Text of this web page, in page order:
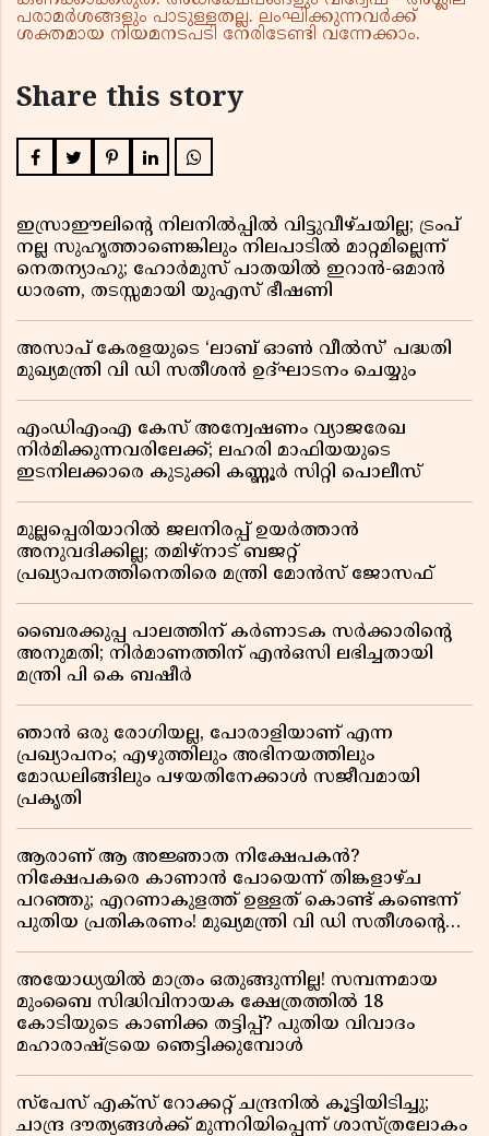
പരാമർശങ്ങളും പാടുള്ളതല്ല. ലംഘിക്കുന്നവർക്ക്
ശക്തമായ നിയമനടപടി നേരിടേണ്ടി വന്നേക്കാം.
Share this story
ഇസ്രാഈലിന്റെ നിലനിൽപ്പിൽ വിട്ടുവീഴ്ചയില്ല; ട്രംപ്
നല്ല സുഹൃത്താണെങ്കിലും നിലപാടിൽ മാറ്റമില്ലെന്ന്
നെതന്യാഹു; ഹോർമുസ് പാതയിൽ ഇറാൻ-ഒമാൻ
ധാരണ, തടസ്സമായി യുഎസ് ഭീഷണി
അസാപ് കേരളയുടെ ‘ലാബ് ഓൺ വീൽസ്’ പദ്ധതി
മുഖ്യമന്ത്രി വി ഡി സതീശൻ ഉദ്ഘാടനം ചെയ്യും
എംഡിഎംഎ കേസ് അന്വേഷണം വ്യാജരേഖ
നിർമിക്കുന്നവരിലേക്ക്; ലഹരി മാഫിയയുടെ
ഇടനിലക്കാരെ കുടുക്കി കണ്ണൂർ സിറ്റി പൊലീസ്
മുല്ലപ്പെരിയാറിൽ ജലനിരപ്പ് ഉയർത്താൻ
അനുവദിക്കില്ല; തമിഴ്നാട് ബജറ്റ്
പ്രഖ്യാപനത്തിനെതിരെ മന്ത്രി മോൻസ് ജോസഫ്
ബൈരക്കുപ്പ പാലത്തിന് കർണാടക സർക്കാരിൻ്റെ
അനുമതി; നിർമാണത്തിന് എൻഒസി ലഭിച്ചതായി
മന്ത്രി പി കെ ബഷീർ
ഞാൻ ഒരു രോഗിയല്ല, പോരാളിയാണ് എന്ന
പ്രഖ്യാപനം; എഴുത്തിലും അഭിനയത്തിലും
മോഡലിങ്ങിലും പഴയതിനേക്കാൾ സജീവമായി
പ്രകൃതി
ആരാണ് ആ അജ്ഞാത നിക്ഷേപകൻ?
നിക്ഷേപകരെ കാണാൻ പോയെന്ന് തിങ്കളാഴ്ച
പറഞ്ഞു; എറണാകുളത്ത് ഉള്ളത് കൊണ്ട് കണ്ടെന്ന്
പുതിയ പ്രതികരണം! മുഖ്യമന്ത്രി വി ഡി സതീശന്റെ
അയോധ്യയിൽ മാത്രം ഒതുങ്ങുന്നില്ല! സമ്പന്നമായ
മുംബൈ സിദ്ധിവിനായക ക്ഷേത്രത്തിൽ 18
കോടിയുടെ കാണിക്ക തട്ടിപ്പ്? പുതിയ വിവാദം
മഹാരാഷ്ട്രയെ ഞെട്ടിക്കുമ്പോൾ
സ്പേസ് എക്സ് റോക്കറ്റ് ചന്ദ്രനിൽ കൂട്ടിയിടിച്ചു;
ചാന്ദ്ര ദൗത്യങ്ങൾക്ക് മുന്നറിയിപ്പെന്ന് ശാസ്ത്രലോകം ​​​​​​​